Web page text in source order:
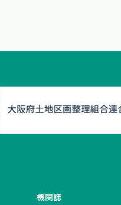
検査等について
機関誌